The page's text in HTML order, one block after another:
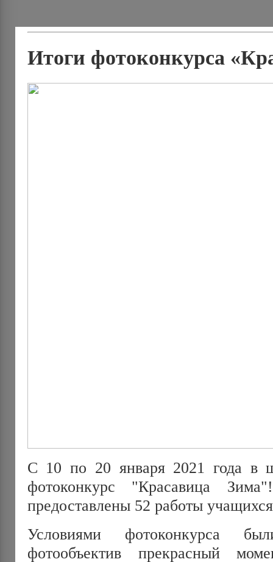
Итоги фотоконкурса
С 10 по 20 января 2021 года в
фотоконкурс "Красавица
предоставлены 52 работы
Условиями фотоконкурса
фотообъектив прекрасный